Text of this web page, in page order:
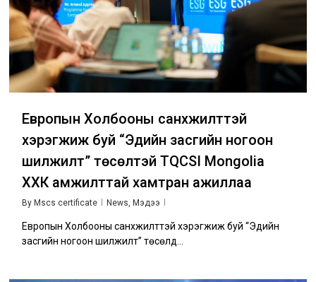
Европын Холбооны санхүүжилттэй
хэрэгжиж буй “Эдийн засгийн ногоон
шилжилт” төсөлтэй TQCSI Mongolia
ХХК амжилттай хамтран ажиллаа
By Mscs certificate News ,Мэдээ
Европын Холбооны санхүүжилттэй хэрэгжиж буй “Эдийн
засгийн ногоон шилжилт” төсөлд…